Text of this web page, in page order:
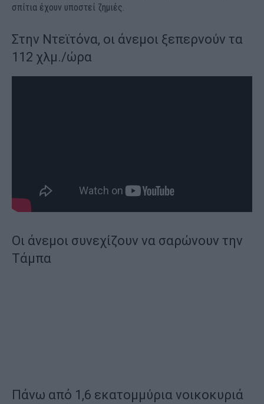
σπίτια έχουν υποστεί ζημιές.
Στην Ντεϊτόνα, οι άνεμοι ξεπερνούν τα
112 χλμ./ώρα
Οι άνεμοι συνεχίζουν να σαρώνουν την
Τάμπα
Πάνω από 1,6 εκατομμύρια νοικοκυριά